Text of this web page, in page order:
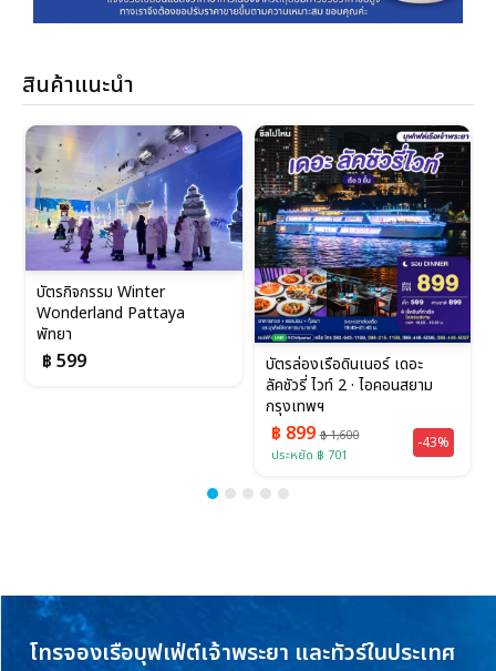
สินค้าแนะนำ
บัตรล่องเรือดินเนอร์ เดอะ
บัตรล่องเรือดินเนอร์ ไวท์ ออร์
คิด ริเวอร์ ครูซ 1 (รอบ 19.00
น.) ·...
฿ 899฿ 2,500
ประหยัด ฿ 1,601
-64%
โทรจองเรือบุฟเฟ่ต์เจ้าพระยา และทัวร์ในประเทศ